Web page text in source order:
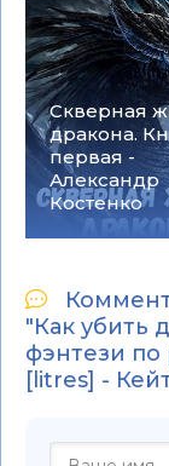
Скверная
дракона.
первая -
Александр
Костенко
"Как убить
фэнтези
[litres] -